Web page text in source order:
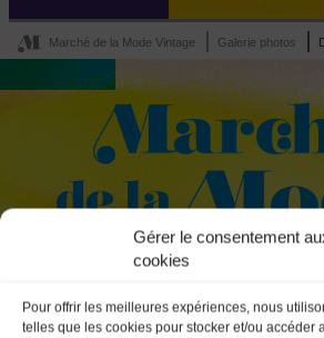
Gérer le consentement
cookies
Pour offrir les meilleures expériences, nous
telles que les cookies pour stocker et/ou accéder
Marché de la Mode Vintage Galerie photos